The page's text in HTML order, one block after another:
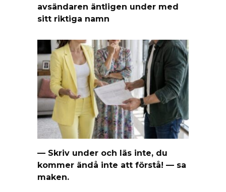
avsändaren äntligen under med
sitt riktiga namn
— Skriv under och läs inte, du
kommer ändå inte att förstå! — sa
maken.